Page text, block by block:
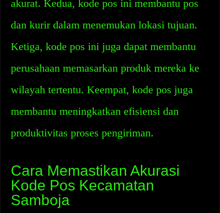
akurat. Kedua, kode pos ini membantu pos
dan kurir dalam menemukan lokasi tujuan.
Ketiga, kode pos ini juga dapat membantu
perusahaan memasarkan produk mereka ke
wilayah tertentu. Keempat, kode pos juga
membantu meningkatkan efisiensi dan
produktivitas proses pengiriman.
Cara Memastikan Akurasi
Kode Pos Kecamatan
Samboja